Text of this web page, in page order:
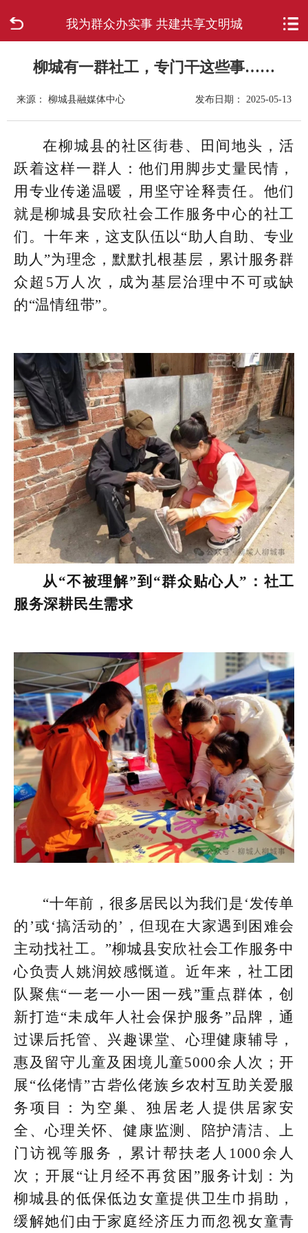
我为群众办实事 共建共享文明城
走进柳城
新闻中心
政府信息公开
网上办事
互动回应
数据专题
柳城有一群社工，专门干这些事……
来源： 柳城县融媒体中心 发布日期： 2025-05-13
在柳城县的社区街巷、田间地头，活
跃着这样一群人：他们用脚步丈量民情，
用专业传递温暖，用坚守诠释责任。他们
就是柳城县安欣社会工作服务中心的社工
们。十年来，这支队伍以“助人自助、专业
助人”为理念，默默扎根基层，累计服务群
众超5万人次，成为基层治理中不可或缺
的“温情纽带”。
从“不被理解”到“群众贴心人”：社工
服务深耕民生需求
“十年前，很多居民以为我们是‘发传单
的’或‘搞活动的’，但现在大家遇到困难会
主动找社工。”柳城县安欣社会工作服务中
心负责人姚润姣感慨道。近年来，社工团
队聚焦“一老一小一困一残”重点群体，创
新打造“未成年人社会保护服务”品牌，通
过课后托管、兴趣课堂、心理健康辅导，
惠及留守儿童及困境儿童5000余人次；开
展“仫佬情”古砦仫佬族乡农村互助关爱服
务项目：为空巢、独居老人提供居家安
全、心理关怀、健康监测、陪护清洁、上
门访视等服务，累计帮扶老人1000余人
次；开展“让月经不再贫困”服务计划：为
柳城县的低保低边女童提供卫生巾捐助，
缓解她们由于家庭经济压力而忽视女童青